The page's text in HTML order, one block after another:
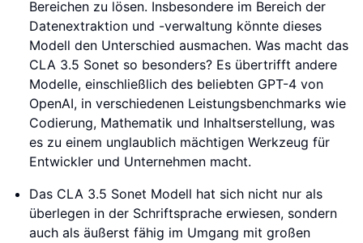
Bereichen zu lösen. Insbesondere im Bereich der
Datenextraktion und -verwaltung könnte dieses
Modell den Unterschied ausmachen. Was macht das
CLA 3.5 Sonet so besonders? Es übertrifft andere
Modelle, einschließlich des beliebten GPT-4 von
OpenAI, in verschiedenen Leistungsbenchmarks wie
Codierung, Mathematik und Inhaltserstellung, was
es zu einem unglaublich mächtigen Werkzeug für
Entwickler und Unternehmen macht.
Das CLA 3.5 Sonet Modell hat sich nicht nur als
überlegen in der Schriftsprache erwiesen, sondern
auch als äußerst fähig im Umgang mit großen